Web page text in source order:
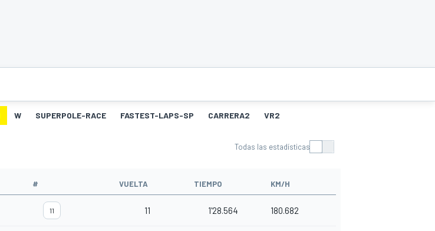
W SUPERPOLE-RACE FASTEST-LAPS-SP CARRERA2 VR2
Todas las estadísticas
# VUELTA TIEMPO KM/H
11 11 1'28.564 180.682